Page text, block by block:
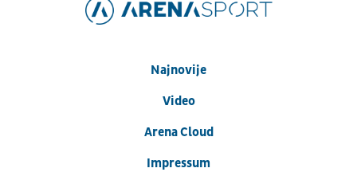
Najnovije
Video
Arena Cloud
Impressum